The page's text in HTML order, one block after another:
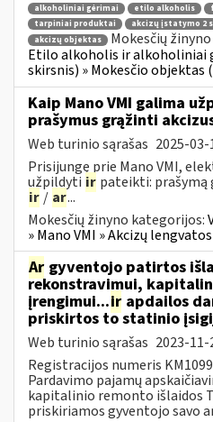
alkoholiniai gėrimai
etilo alkoholis
tarpiniai produktai
akcizų įstatymo 2
akcizų objektas
Mokesčių
Etilo alkoholis ir alkoholiniai
skirsnis) » Mokesčio objektas
Kaip Mano VMI galima
prašymus grąžinti
Web turinio sąrašas 2025-03-
Prisijungę prie Mano VMI,
užpildyti ir pateikti:
ir / ar...
Mokesčių žinyno kategorijos:
» Mano VMI » Akcizų lengvatos
Ar gyventojo patirtos
rekonstravimui,
įrengimui...ir apdailos
priskirtos to statinio
Web turinio sąrašas 2023-11-
Registracijos numeris
Pardavimo pajamų
kapitalinio remonto išlaidos
priskiriamos gyventojo savo